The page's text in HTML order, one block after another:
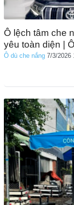
Ô lệch tâm che
yêu toàn diện |
Ô dù che nắng 7/3/2026